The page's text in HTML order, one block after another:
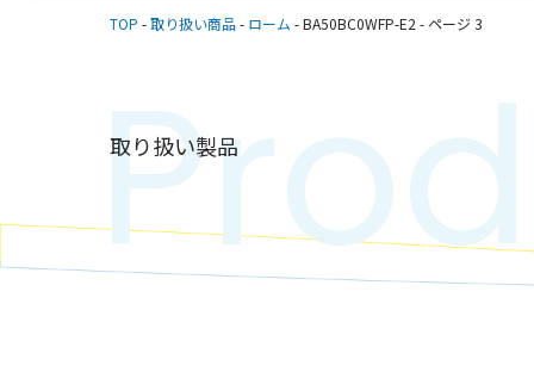
TOP -取り扱い商品- ローム -BA50BC0WFP-E2 - ページ 3
取り扱い製品